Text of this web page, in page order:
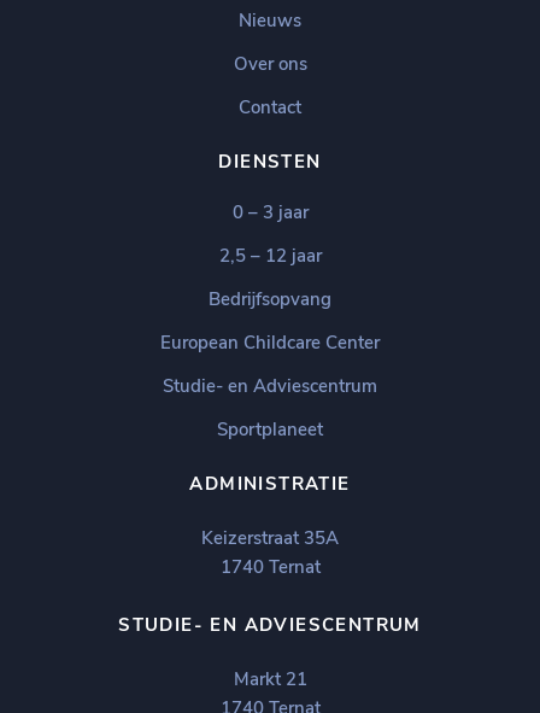
Nieuws
Over ons
Contact
DIENSTEN
0 – 3 jaar
2,5 – 12 jaar
Bedrijfsopvang
European Childcare Center
Studie- en Adviescentrum
Sportplaneet
ADMINISTRATIE
Keizerstraat 35A
1740 Ternat
STUDIE- EN ADVIESCENTRUM
Markt 21
1740 Ternat